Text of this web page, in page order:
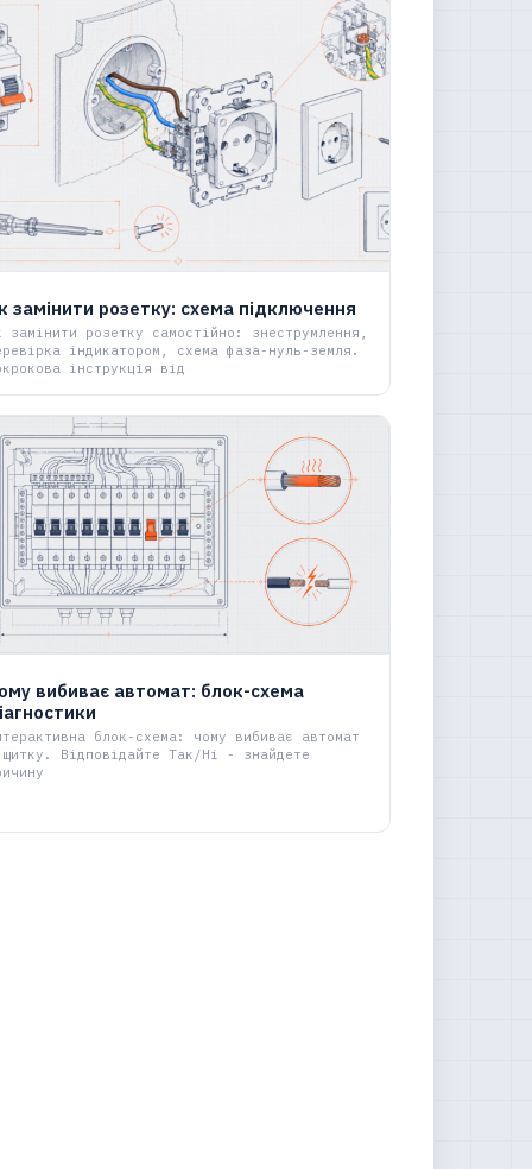
замінити розетку: схема підключення
замінити розетку самостійно: знеструмлення,
індикатором, схема фаза-нуль-земля.
інструкція від
вибиває автомат: блок-схема
блок-схема: чому вибиває автомат
Відповідайте Так/Ні - знайдете